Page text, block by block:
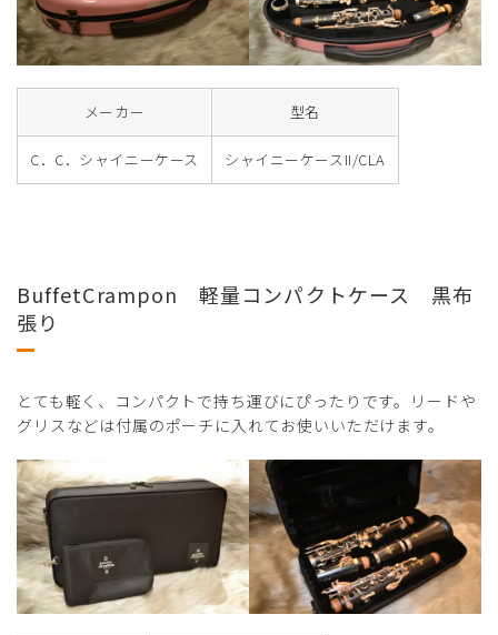
メーカー 型名
C．C．シャイニーケース シャイニーケースII/CLA
BuffetCrampon 軽量コンパクトケース 黒布
張り
とても軽く、コンパクトで持ち運びにぴったりです。リードや
グリスなどは付属のポーチに入れてお使いいただけます。